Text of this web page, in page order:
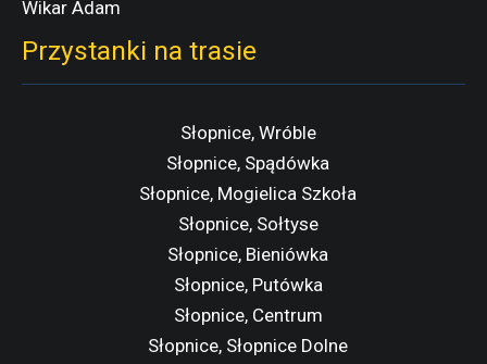
Wikar Adam
Przystanki na trasie
Słopnice, Wróble
Słopnice, Spądówka
Słopnice, Mogielica Szkoła
Słopnice, Sołtyse
Słopnice, Bieniówka
Słopnice, Putówka
Słopnice, Centrum
Słopnice, Słopnice Dolne